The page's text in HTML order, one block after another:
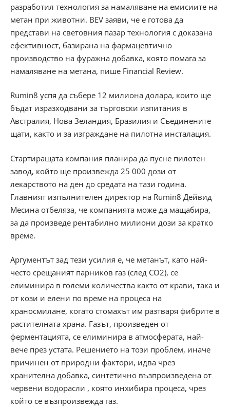
разработил технология за намаляване на емисиите на
метан при животни. BEV заяви, че е готова да
представи на световния пазар технология с доказана
ефективност, базирана на фармацевтично
производство на фуражна добавка, която помага за
намаляване на метана, пише Financial Review.
Rumin8 успя да събере 12 милиона долара, които ще
бъдат изразходвани за търговски изпитания в
Австралия, Нова Зеландия, Бразилия и Съединените
щати, както и за изграждане на пилотна инсталация.
Стартиращата компания планира да пусне пилотен
завод, който ще произвежда 25 000 дози от
лекарството на ден до средата на тази година.
Главният изпълнителен директор на Rumin8 Дейвид
Месина отбеляза, че компанията може да мащабира,
за да произведе рентабилно милиони дози за кратко
време.
Аргументът зад тези усилия е, че метанът, като най-
често срещаният парников газ (след CO2), се
елиминира в големи количества както от крави, така и
от кози и елени по време на процеса на
храносмилане, когато стомахът им разтваря фибрите в
растителната храна. Газът, произведен от
ферментацията, се елиминира в атмосферата, най-
вече през устата. Решението на този проблем, иначе
причинен от природни фактори, идва чрез
хранителна добавка, синтетично възпроизведена от
червени водорасли , която инхибира процеса, чрез
който се възпроизвежда газ.